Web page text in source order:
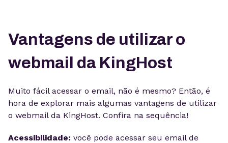
Vantagens de utilizar o
webmail da KingHost
Muito fácil acessar o email, não é mesmo? Então, é
hora de explorar mais algumas vantagens de utilizar
o webmail da KingHost. Confira na sequência!
Acessibilidade: você pode acessar seu email de